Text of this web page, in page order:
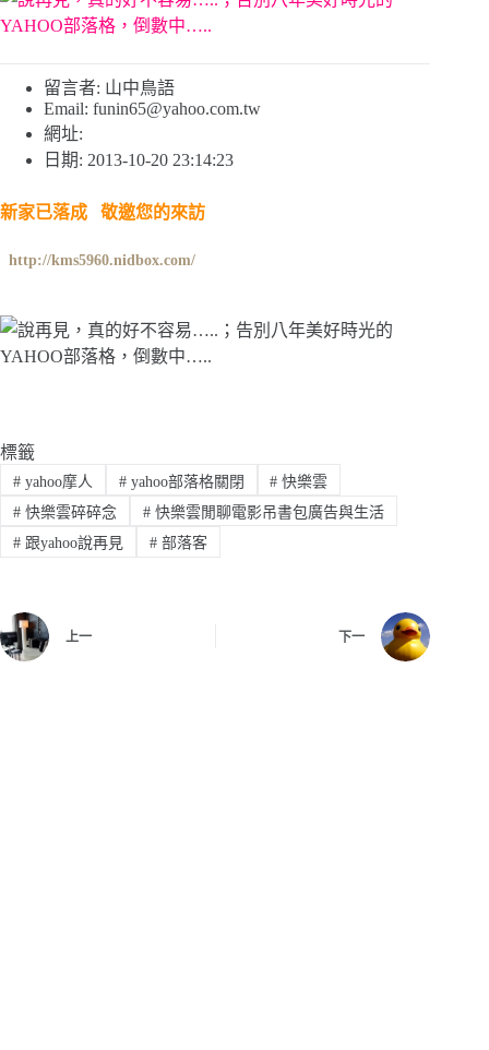
留言者: 山中鳥語
Email: funin65@yahoo.com.tw
網址:
日期: 2013-10-20 23:14:23
新家已落成 敬邀您的來訪
http://kms5960.nidbox.com/
標籤
#yahoo摩人 #yahoo部落格關閉 # 快樂雲
#快樂雲碎碎念 #快樂雲閒聊電影吊書包廣告與生活
#跟yahoo說再見 #部落客
上一 下一